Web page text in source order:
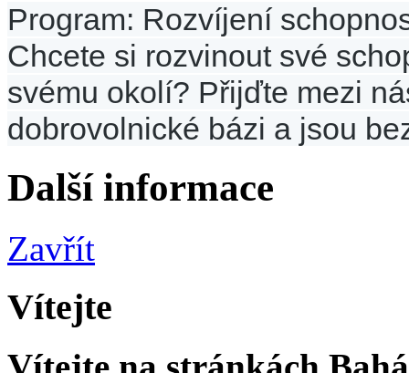
Program: Rozvíjení
Chcete si rozvinout své
svému okolí? Přijďte mezi
dobrovolnické bázi a jsou
Další informace
Zavřít
Vítejte